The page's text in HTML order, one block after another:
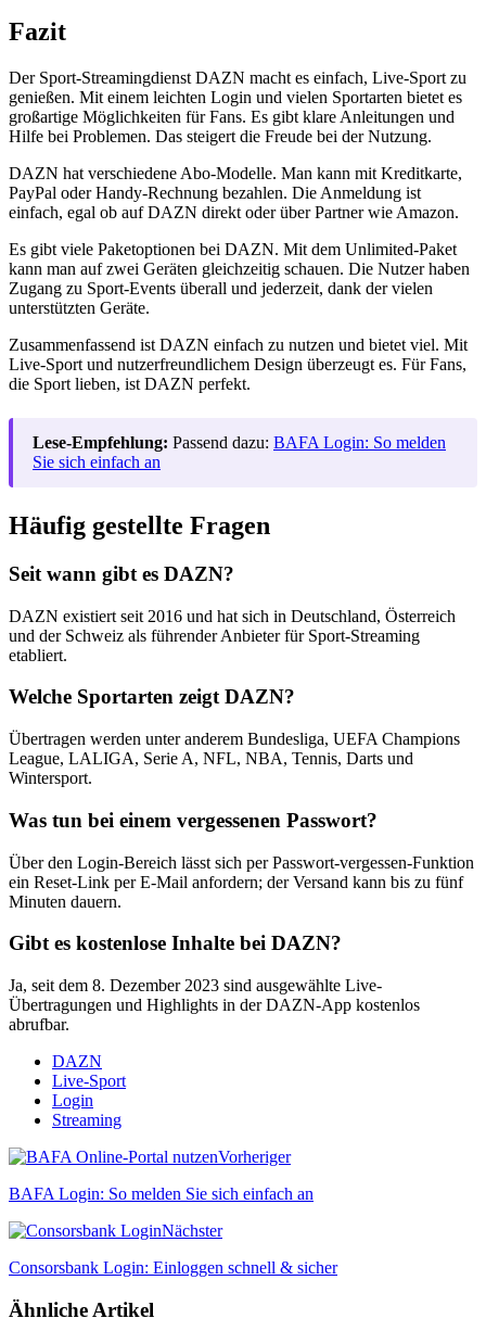
Fazit
Der Sport-Streamingdienst DAZN macht es einfach, Live-Sport zu
genießen. Mit einem leichten Login und vielen Sportarten bietet es
großartige Möglichkeiten für Fans. Es gibt klare Anleitungen und
Hilfe bei Problemen. Das steigert die Freude bei der Nutzung.
DAZN hat verschiedene Abo-Modelle. Man kann mit Kreditkarte,
PayPal oder Handy-Rechnung bezahlen. Die Anmeldung ist
einfach, egal ob auf DAZN direkt oder über Partner wie Amazon.
Es gibt viele Paketoptionen bei DAZN. Mit dem Unlimited-Paket
kann man auf zwei Geräten gleichzeitig schauen. Die Nutzer haben
Zugang zu Sport-Events überall und jederzeit, dank der vielen
unterstützten Geräte.
Zusammenfassend ist DAZN einfach zu nutzen und bietet viel. Mit
Live-Sport und nutzerfreundlichem Design überzeugt es. Für Fans,
die Sport lieben, ist DAZN perfekt.
Lese-Empfehlung: Passend dazu: BAFA Login: So melden
Sie sich einfach an
Häufig gestellte Fragen
Seit wann gibt es DAZN?
DAZN existiert seit 2016 und hat sich in Deutschland, Österreich
und der Schweiz als führender Anbieter für Sport-Streaming
etabliert.
Welche Sportarten zeigt DAZN?
Übertragen werden unter anderem Bundesliga, UEFA Champions
League, LALIGA, Serie A, NFL, NBA, Tennis, Darts und
Wintersport.
Was tun bei einem vergessenen Passwort?
Über den Login-Bereich lässt sich per Passwort-vergessen-Funktion
ein Reset-Link per E-Mail anfordern; der Versand kann bis zu fünf
Minuten dauern.
Gibt es kostenlose Inhalte bei DAZN?
Ja, seit dem 8. Dezember 2023 sind ausgewählte Live-
Übertragungen und Highlights in der DAZN-App kostenlos
abrufbar.
DAZN
Live-Sport
Login
Streaming
Vorheriger
BAFA Login: So melden Sie sich einfach an
Nächster
Consorsbank Login: Einloggen schnell & sicher
Ähnliche Artikel